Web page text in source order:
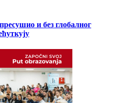
и без глобалног